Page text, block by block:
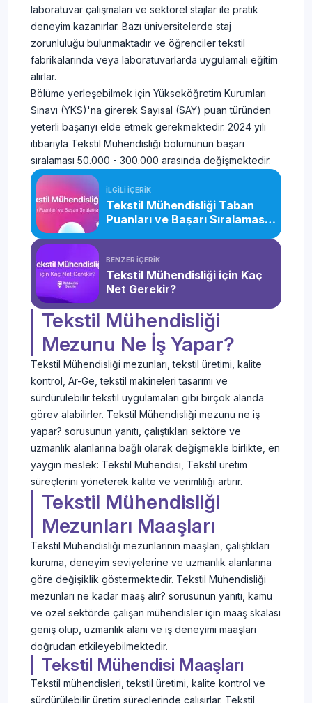
laboratuvar çalışmaları ve sektörel stajlar ile pratik
deneyim kazanırlar. Bazı üniversitelerde staj
zorunluluğu bulunmaktadır ve öğrenciler tekstil
fabrikalarında veya laboratuvarlarda uygulamalı eğitim
alırlar.
Bölüme yerleşebilmek için Yükseköğretim Kurumları
Sınavı (YKS)'na girerek Sayısal (SAY) puan türünden
yeterli başarıyı elde etmek gerekmektedir. 2024 yılı
itibarıyla Tekstil Mühendisliği bölümünün başarı
sıralaması 50.000 - 300.000 arasında değişmektedir.
İLGİLİ İÇERİK
Tekstil Mühendisliği Taban
Puanları ve Başarı Sıralaması
BENZER İÇERİK
Tekstil Mühendisliği için Kaç
Net Gerekir?
Tekstil Mühendisliği
Mezunu Ne İş Yapar?
Tekstil Mühendisliği mezunları, tekstil üretimi, kalite
kontrol, Ar-Ge, tekstil makineleri tasarımı ve
sürdürülebilir tekstil uygulamaları gibi birçok alanda
görev alabilirler. Tekstil Mühendisliği mezunu ne iş
yapar? sorusunun yanıtı, çalıştıkları sektöre ve
uzmanlık alanlarına bağlı olarak değişmekle birlikte, en
yaygın meslek: Tekstil Mühendisi, Tekstil üretim
süreçlerini yöneterek kalite ve verimliliği artırır.
Tekstil Mühendisliği
Mezunları Maaşları
Tekstil Mühendisliği mezunlarının maaşları, çalıştıkları
kuruma, deneyim seviyelerine ve uzmanlık alanlarına
göre değişiklik göstermektedir. Tekstil Mühendisliği
mezunları ne kadar maaş alır? sorusunun yanıtı, kamu
ve özel sektörde çalışan mühendisler için maaş skalası
geniş olup, uzmanlık alanı ve iş deneyimi maaşları
doğrudan etkileyebilmektedir.
Tekstil Mühendisi Maaşları
Tekstil mühendisleri, tekstil üretimi, kalite kontrol ve
sürdürülebilir üretim süreçlerinde çalışırlar. Tekstil